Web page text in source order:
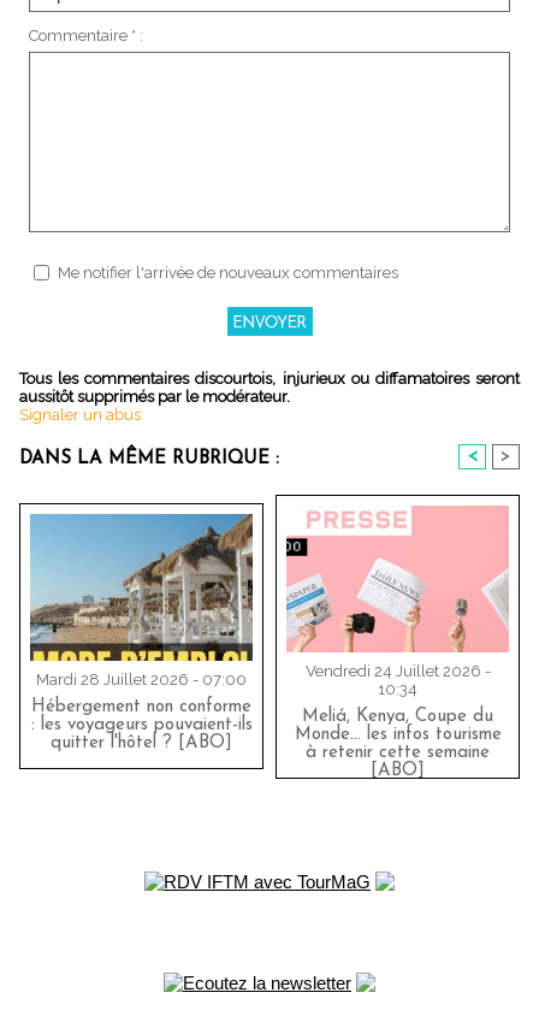
Commentaire * :
Me notifier l'arrivée de nouveaux commentaires
Tous les commentaires discourtois, injurieux ou diffamatoires seront
aussitôt supprimés par le modérateur.
Signaler un abus
DANS LA MÊME RUBRIQUE : < >
Mardi 28 Juillet 2026 - 07:00
Hébergement non conforme
: les voyageurs pouvaient-ils
quitter l'hôtel ? [ABO]
Vendredi 24 Juillet 2026 -
10:34
Meliá, Kenya, Coupe du
Monde… les infos tourisme
à retenir cette semaine
[ABO]